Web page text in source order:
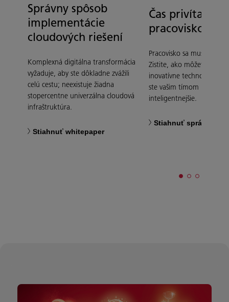
Správny spôsob
implementácie
cloudových riešení
Komplexná digitálna transformácia
vyžaduje, aby ste dôkladne zvážili
celú cestu; neexistuje žiadna
stopercentne univerzálna cloudová
infraštruktúra.
Stiahnuť whitepaper
Čas privítať
pracovisko
Pracovisko sa musí
Zistite, ako môžete
inovatívne technológie a
ste vašim tímom
inteligentnejšie.
Stiahnuť správu